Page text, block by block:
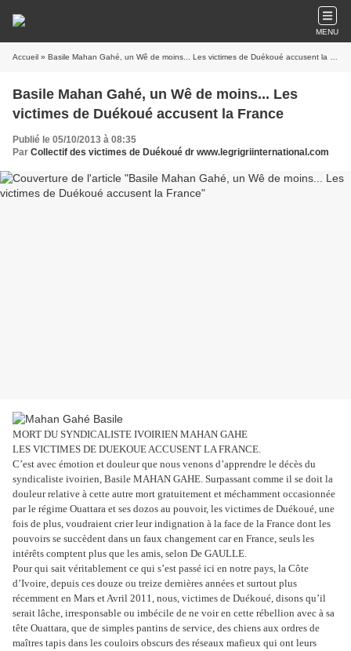
MENU
Accueil » Basile Mahan Gahé, un Wê de moins... Les victimes de Duékoué accusent la France
Basile Mahan Gahé, un Wê de moins... Les
victimes de Duékoué accusent la France
Publié le 05/10/2013 à 08:35
Par Collectif des victimes de Duékoué dr www.legrigriinternational.com
MORT DU SYNDICALISTE IVOIRIEN MAHAN GAHE
LES VICTIMES DE DUEKOUE ACCUSENT LA FRANCE.
C’est avec émotion et douleur que nous venons d’apprendre le décès du
syndicaliste ivoirien, Basile MAHAN GAHE. Surpassant comme il se doit la
douleur relative à cette autre mort gratuitement et méchamment occasionnée
par le régime Ouattara et ses dozos au pouvoir, les victimes de Duékoué, une
fois de plus, voudraient crier leur indignation à la face de la France dont les
pouvoirs se succèdent dans un faux changement car en France, seuls les
intérêts comptent plus que les amis, selon De GAULLE.
Pour qui sait véritablement ce qui s’est passé ici en notre pays, la Côte
d’Ivoire, depuis ces douze ou treize dernières années et surtout plus
récemment en Mars et Avril 2011, nous, victimes de Duékoué, disons qu’il
serait lâche, irresponsable ou imbécile de ne voir en cette rébellion avec à sa
tête Ouattara, que de simples pantins de service, des chiens aux ordres de
maîtres tapis dans les couloirs obscurs des réseaux mafieux qui ont leurs